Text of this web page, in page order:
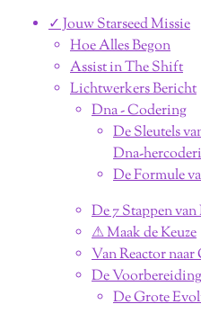
✓ Jouw Starseed Missie
Hoe Alles Begon
Assist in The Shift
Lichtwerkers Bericht
Dna - Codering
De Sleutels
Dna-
De Formule
De 7 Stappen
⚠︎ Maak de Keuze
Van Reactor
De
De Grote